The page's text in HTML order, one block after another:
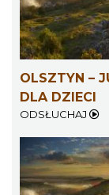
OLSZTYN –
DLA DZIECI
ODSŁUCHAJ